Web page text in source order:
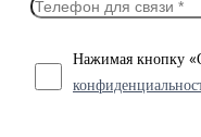
Нажимая кнопку